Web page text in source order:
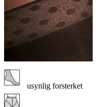
usynlig forsterket